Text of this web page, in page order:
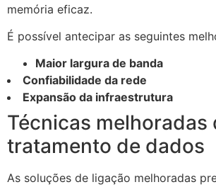
memória eficaz.
É possível antecipar as seguintes
Maior largura de banda
Confiabilidade da rede
Expansão da infraestrutura
Técnicas melhoradas
tratamento de dados
As soluções de ligação melhoradas